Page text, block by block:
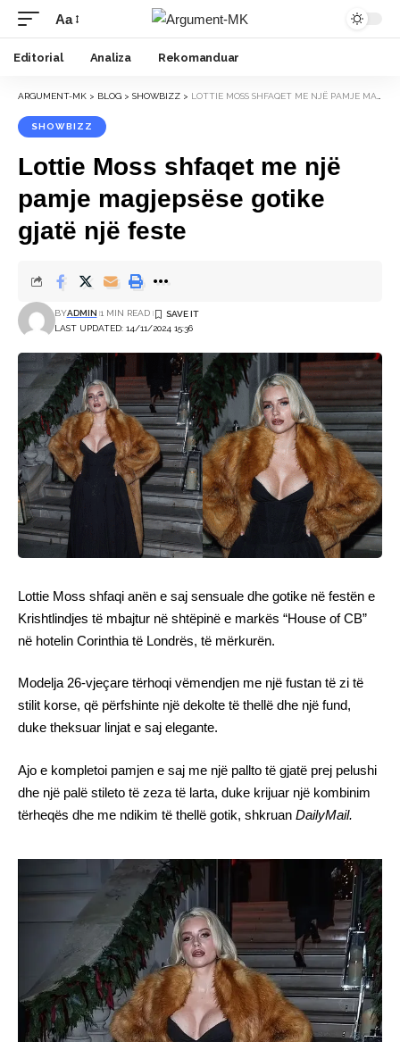
Font
Resizer
Aa
Editorial Analiza Rekomanduar
ARGUMENT-MK > BLOG > SHOWBIZZ > LOTTIE MOSS SHFAQET ME NJË PAMJE MAGJEPSËSE GOTIKE GJATË NJË FESTE
SHOWBIZZ
Lottie Moss shfaqet me një
pamje magjepsëse gotike
gjatë një feste
LAST UPDATED: 14/11/2024 15:36
BYADMIN 1 MIN READ
Lottie Moss shfaqi anën e saj sensuale dhe gotike në festën e
Krishtlindjes të mbajtur në shtëpinë e markës “House of CB”
në hotelin Corinthia të Londrës, të mërkurën.
Modelja 26-vjeçare tërhoqi vëmendjen me një fustan të zi të
stilit korse, që përfshinte një dekolte të thellë dhe një fund,
duke theksuar linjat e saj elegante.
Ajo e kompletoi pamjen e saj me një pallto të gjatë prej pelushi
dhe një palë stileto të zeza të larta, duke krijuar një kombinim
tërheqës dhe me ndikim të thellë gotik, shkruan DailyMail.